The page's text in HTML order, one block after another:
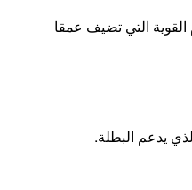
التي تضيف عمقا
يدعم البطلة.